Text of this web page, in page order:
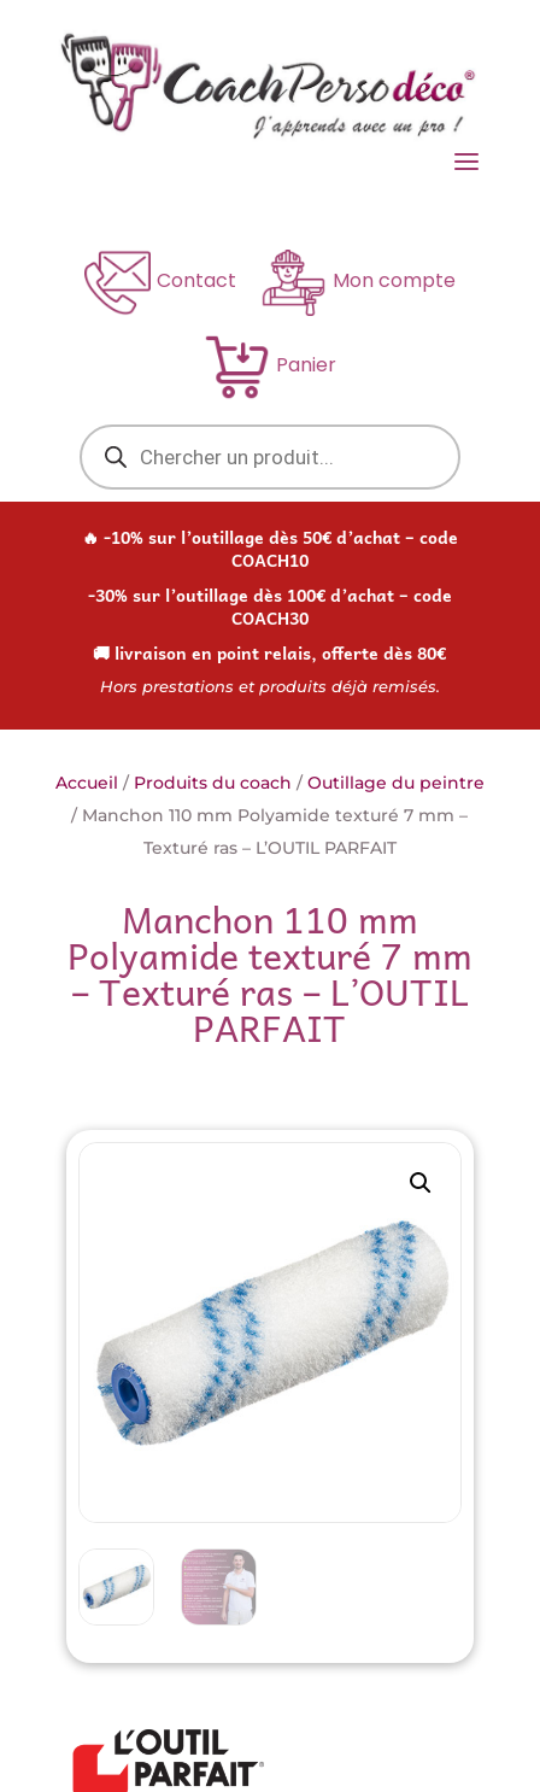
a
Contact Mon compte
Panier
Recherche
de
produits
🔥 -10% sur l’outillage dès 50€ d’achat – code
COACH10
-30% sur l’outillage dès 100€ d’achat – code
COACH30
🚚 livraison en point relais, offerte dès 80€
Hors prestations et produits déjà remisés.
Accueil / Produits du coach /Outillage du peintre
/ Manchon 110 mm Polyamide texturé 7 mm –
Texturé ras – L’OUTIL PARFAIT
Manchon 110 mm
Polyamide texturé 7 mm
– Texturé ras – L’OUTIL
PARFAIT